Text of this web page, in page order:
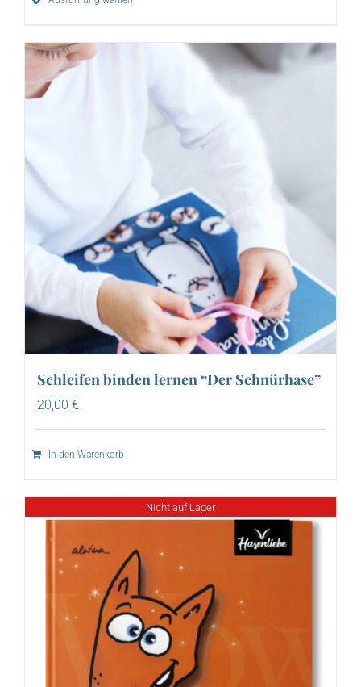
Schleifen binden lernen “Der Schnürhase”
20,00 €
In den Warenkorb
Nicht auf Lager